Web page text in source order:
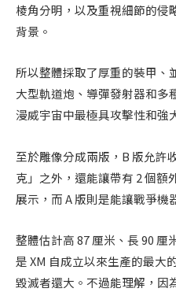
棱角分明，以及重視細節的侵
背景。
所以整體採取了厚重的裝甲、
大型軌道炮、導彈發射器和多
漫威宇宙中最極具攻擊性和強
至於雕像分成兩版，B 版允許
克」之外，還能讓帶有 2 個額
展示，而 A 版則是能讓戰爭機
整體估計高 87 厘米、長 90 厘
是 XM 自成立以來生產的最大
毀滅者還大。不過能理解，因